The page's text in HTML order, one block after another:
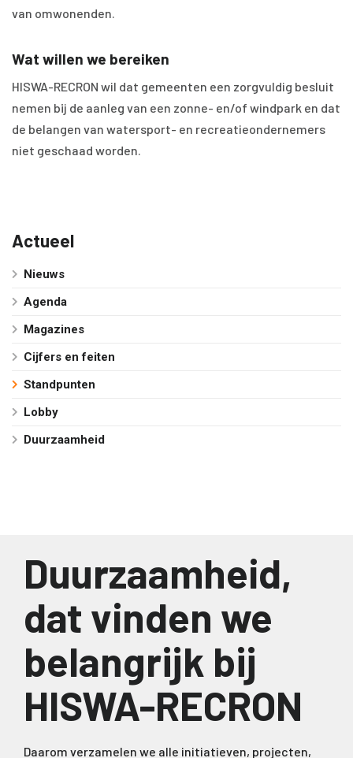
van omwonenden.
Wat willen we bereiken
HISWA-RECRON wil dat gemeenten een zorgvuldig besluit
nemen bij de aanleg van een zonne- en/of windpark en dat
de belangen van watersport- en recreatieondernemers
niet geschaad worden.
Actueel
Nieuws
Agenda
Magazines
Cijfers en feiten
Standpunten
Lobby
Duurzaamheid
Duurzaamheid,
dat vinden we
belangrijk bij
HISWA-RECRON
Daarom verzamelen we alle initiatieven, projecten,